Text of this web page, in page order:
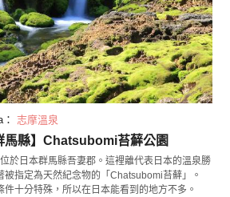
志摩溫泉
馬縣】Chatsubomi苔蘚公園
於日本群馬縣吾妻郡。這裡離代表日本的溫泉勝
被指定為天然紀念物的「Chatsubomi苔蘚」。
十分特殊，所以在日本能看到的地方不多。